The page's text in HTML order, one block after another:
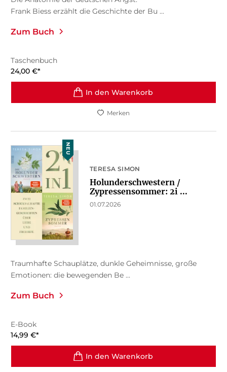
Frank Biess erzählt die Geschichte der Bu ...
Zum Buch
Taschenbuch
24,00 €*
In den Warenkorb
Merken
NEU
TERESA SIMON
Holunderschwestern /
Zypressensommer: 2i ...
01.07.2026
Traumhafte Schauplätze, dunkle Geheimnisse, große
Emotionen: die bewegenden Be ...
Zum Buch
E-Book
14,99 €*
In den Warenkorb